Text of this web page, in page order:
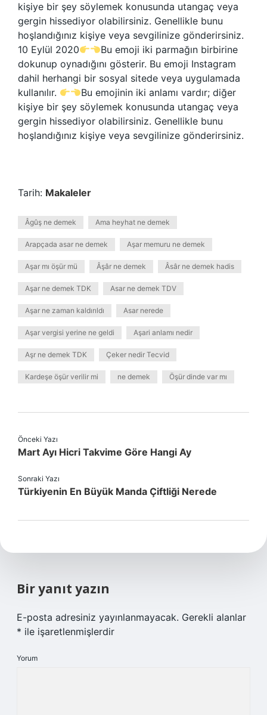
kişiye bir şey söylemek konusunda utangaç veya
gergin hissediyor olabilirsiniz. Genellikle bunu
hoşlandığınız kişiye veya sevgilinize gönderirsiniz.
10 Eylül 2020
Bu emoji iki parmağın birbirine
dokunup oynadığını gösterir. Bu emoji Instagram
dahil herhangi bir sosyal sitede veya uygulamada
kullanılır.
Bu emojinin iki anlamı vardır; diğer
kişiye bir şey söylemek konusunda utangaç veya
gergin hissediyor olabilirsiniz. Genellikle bunu
hoşlandığınız kişiye veya sevgilinize gönderirsiniz.
Tarih: Makaleler
Âgûş ne demek Ama heyhat ne demek
Arapçada asar ne demek Aşar memuru ne demek
Aşar mı öşür mü Âşâr ne demek Âsâr ne demek hadis
Aşar ne demek TDK Asar ne demek TDV
Aşar ne zaman kaldırıldı Asar nerede
Aşar vergisi yerine ne geldi Aşari anlamı nedir
Aşr ne demek TDK Çeker nedir Tecvid
Kardeşe öşür verilir mi ne demek Öşür dinde var mı
Önceki Yazı
Mart Ayı Hicri Takvime Göre Hangi Ay
Sonraki Yazı
Türkiyenin En Büyük Manda Çiftliği Nerede
Bir yanıt yazın
E-posta adresiniz yayınlanmayacak. Gerekli alanlar
* ile işaretlenmişlerdir
Yorum